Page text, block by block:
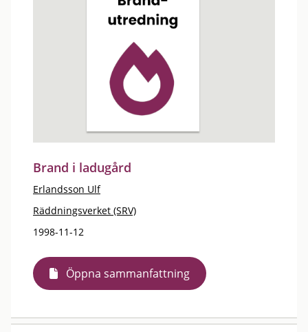
Brand i ladugård
Erlandsson Ulf
Räddningsverket (SRV)
1998-11-12
Öppna sammanfattning